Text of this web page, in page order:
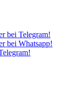
bei Telegram!
bei Whatsapp!